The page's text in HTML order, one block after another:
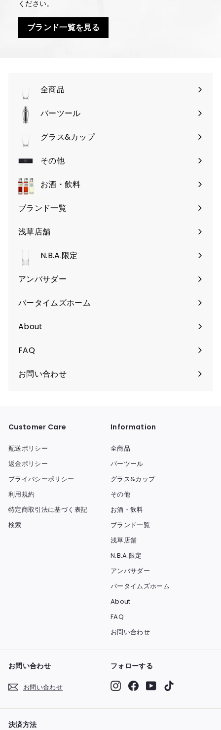
ください。
ブランド一覧を見る
全商品
バーツール
サ
メ
ニ
ー
を
く
グラス&カップ
サ
ブ
ニ
ュ
ー
を
く
その他
サ
ブ
メ
ニ
ー
を
開
く
お酒・飲料
ブランド一覧
浅草店舗
N.B.A.限定
アンバサダー
バータイムズホーム
About
FAQ
お問い合わせ
Customer Care
配送ポリシー
返金ポリシー
プライバシーポリシー
利用規約
特定商取引法に基づく表記
検索
Information
全商品
バーツール
グラス&カップ
その他
お酒・飲料
ブランド一覧
浅草店舗
N.B.A.限定
アンバサダー
バータイムズホーム
About
FAQ
お問い合わせ
お問い合わせ
お問い合わせ
フォローする
InstagramFacebook
YouTube
決済方法